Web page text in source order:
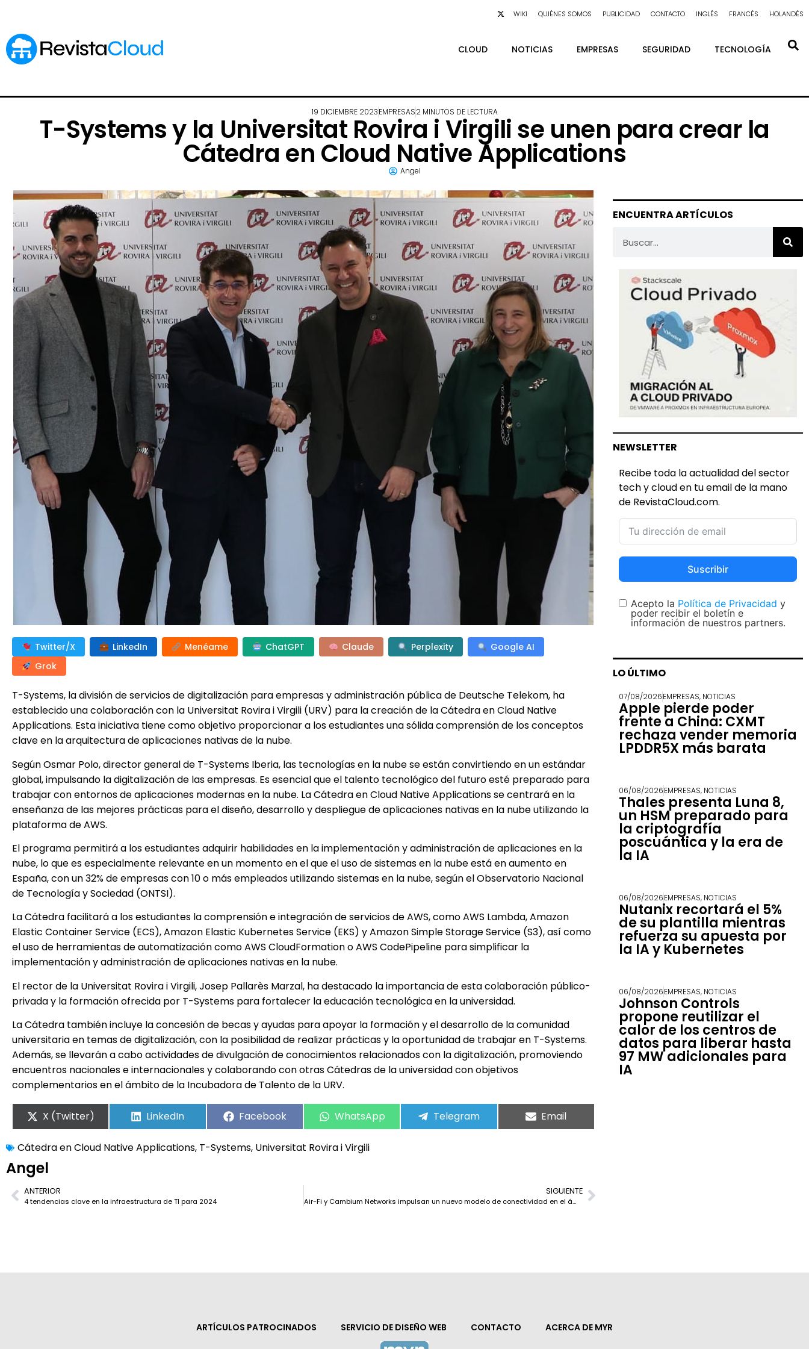
WIKI QUIÉNES SOMOS PUBLICIDAD CONTACTO INGLÉS FRANCÉS HOLANDÉS
CLOUD NOTICIAS EMPRESAS SEGURIDAD TECNOLOGÍA
19 DICIEMBRE 2023EMPRESAS2 MINUTOS DE LECTURA
T-Systems y la Universitat Rovira i Virgili se unen para crear la
Cátedra en Cloud Native Applications
Angel
Twitter/X LinkedIn Menéame ChatGPT Claude Perplexity
Google AI
Grok
T-Systems, la división de servicios de digitalización para empresas y administración pública de Deutsche Telekom, ha
establecido una colaboración con la Universitat Rovira i Virgili (URV) para la creación de la Cátedra en Cloud Native
Applications. Esta iniciativa tiene como objetivo proporcionar a los estudiantes una sólida comprensión de los conceptos
clave en la arquitectura de aplicaciones nativas de la nube.
Según Osmar Polo, director general de T-Systems Iberia, las tecnologías en la nube se están convirtiendo en un estándar
global, impulsando la digitalización de las empresas. Es esencial que el talento tecnológico del futuro esté preparado para
trabajar con entornos de aplicaciones modernas en la nube. La Cátedra en Cloud Native Applications se centrará en la
enseñanza de las mejores prácticas para el diseño, desarrollo y despliegue de aplicaciones nativas en la nube utilizando la
plataforma de AWS.
El programa permitirá a los estudiantes adquirir habilidades en la implementación y administración de aplicaciones en la
nube, lo que es especialmente relevante en un momento en el que el uso de sistemas en la nube está en aumento en
España, con un 32% de empresas con 10 o más empleados utilizando sistemas en la nube, según el Observatorio Nacional
de Tecnología y Sociedad (ONTSI).
La Cátedra facilitará a los estudiantes la comprensión e integración de servicios de AWS, como AWS Lambda, Amazon
Elastic Container Service (ECS), Amazon Elastic Kubernetes Service (EKS) y Amazon Simple Storage Service (S3), así como
el uso de herramientas de automatización como AWS CloudFormation o AWS CodePipeline para simplificar la
implementación y administración de aplicaciones nativas en la nube.
El rector de la Universitat Rovira i Virgili, Josep Pallarès Marzal, ha destacado la importancia de esta colaboración público-
privada y la formación ofrecida por T-Systems para fortalecer la educación tecnológica en la universidad.
La Cátedra también incluye la concesión de becas y ayudas para apoyar la formación y el desarrollo de la comunidad
universitaria en temas de digitalización, con la posibilidad de realizar prácticas y la oportunidad de trabajar en T-Systems.
Además, se llevarán a cabo actividades de divulgación de conocimientos relacionados con la digitalización, promoviendo
encuentros nacionales e internacionales y colaborando con otras Cátedras de la universidad con objetivos
complementarios en el ámbito de la Incubadora de Talento de la URV.
X (Twitter) LinkedIn Facebook WhatsApp Telegram Email
Cátedra en Cloud Native Applications, T-Systems, Universitat Rovira i Virgili
Angel
ANTERIOR
4 tendencias clave en la infraestructura de TI para 2024
SIGUIENTE
Air-Fi y Cambium Networks impulsan un nuevo modelo de conectividad en el ámbito educativo
ENCUENTRA ARTÍCULOS
NEWSLETTER
Recibe toda la actualidad del sector
tech y cloud en tu email de la mano
de RevistaCloud.com.
Suscribir
Acepto la Política de Privacidad y
poder recibir el boletín e
información de nuestros partners.
LO ÚLTIMO
07/08/2026EMPRESAS, NOTICIAS
Apple pierde poder
frente a China: CXMT
rechaza vender memoria
LPDDR5X más barata
06/08/2026EMPRESAS, NOTICIAS
Thales presenta Luna 8,
un HSM preparado para
la criptografía
poscuántica y la era de
la IA
06/08/2026EMPRESAS, NOTICIAS
Nutanix recortará el 5%
de su plantilla mientras
refuerza su apuesta por
la IA y Kubernetes
06/08/2026EMPRESAS, NOTICIAS
Johnson Controls
propone reutilizar el
calor de los centros de
datos para liberar hasta
97 MW adicionales para
IA
ARTÍCULOS PATROCINADOS SERVICIO DE DISEÑO WEB CONTACTO ACERCA DE MYR